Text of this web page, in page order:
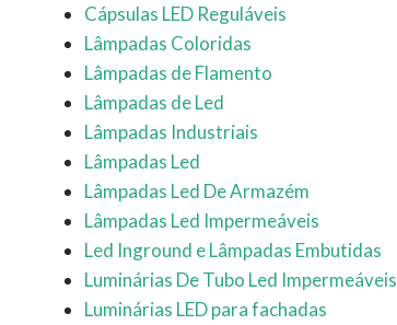
Cápsulas LED Reguláveis
Lâmpadas Coloridas
Lâmpadas de Flamento
Lâmpadas de Led
Lâmpadas Industriais
Lâmpadas Led
Lâmpadas Led De Armazém
Lâmpadas Led Impermeáveis
Led Inground e Lâmpadas Embutidas
Luminárias De Tubo Led Impermeáveis
Luminárias LED para fachadas